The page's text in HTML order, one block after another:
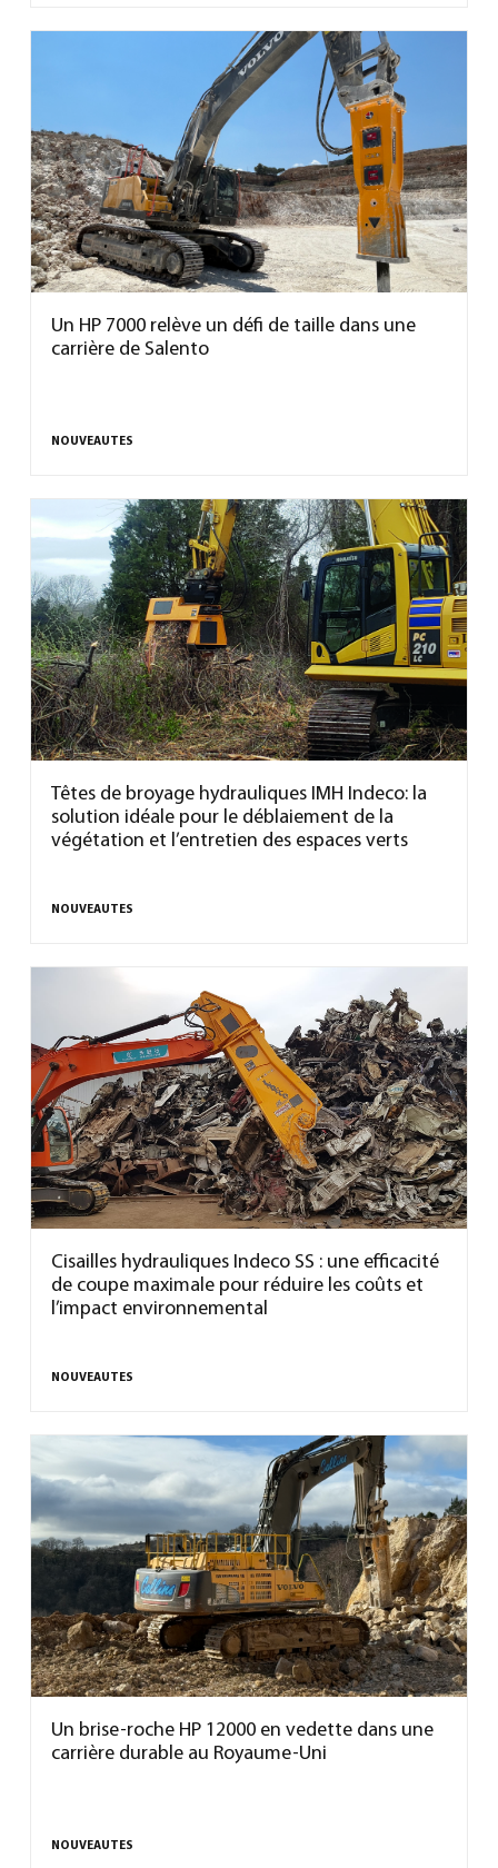
Un HP 7000 relève un défi de taille dans une
carrière de Salento
NOUVEAUTES
Têtes de broyage hydrauliques IMH Indeco: la
solution idéale pour le déblaiement de la
végétation et l’entretien des espaces verts
NOUVEAUTES
Cisailles hydrauliques Indeco SS : une efficacité
de coupe maximale pour réduire les coûts et
l’impact environnemental
NOUVEAUTES
Un brise-roche HP 12000 en vedette dans une
carrière durable au Royaume-Uni
NOUVEAUTES